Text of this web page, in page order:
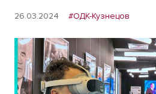
26.03.2024 #ОДК-Кузнецов